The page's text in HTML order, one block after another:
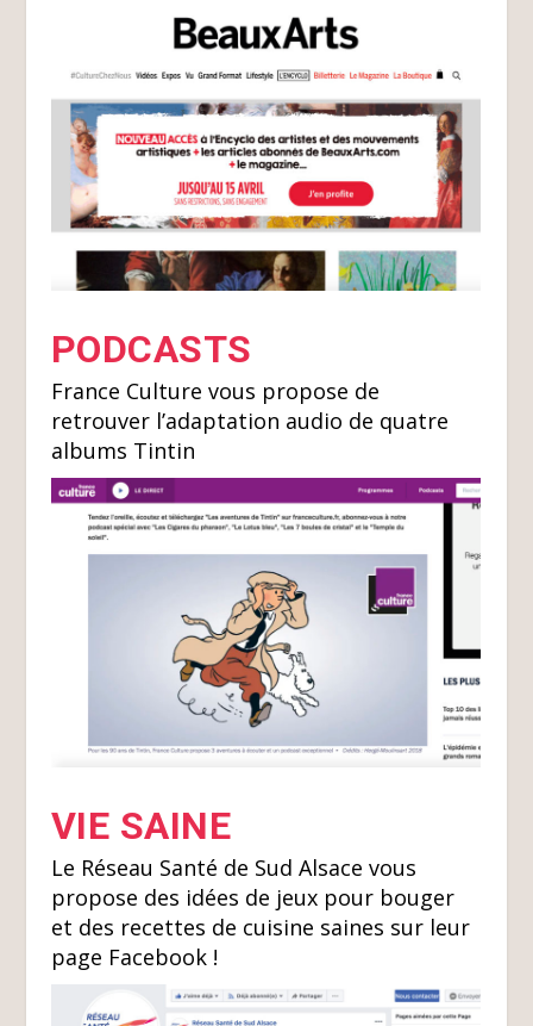
PODCASTS
France Culture vous propose de
retrouver l’adaptation audio de quatre
albums Tintin
VIE SAINE
Le Réseau Santé de Sud Alsace vous
propose des idées de jeux pour bouger
et des recettes de cuisine saines sur leur
page Facebook !